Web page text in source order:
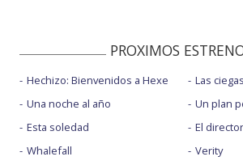
PROXIMOS
Hechizo: Bienvenidos a Hexe
Una noche al año
Esta soledad
Whalefall
Las
Un plan
El director
Verity